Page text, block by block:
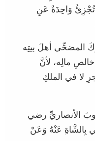
وَاحِدَةٌ عَنِ
المضحِّي أهلَ بيتِه
مالِه، لأنَّ
لا في الملكِ
الأنصاريِّ رضي
بِالشَّاةِ عَنْهُ وَعَنْ